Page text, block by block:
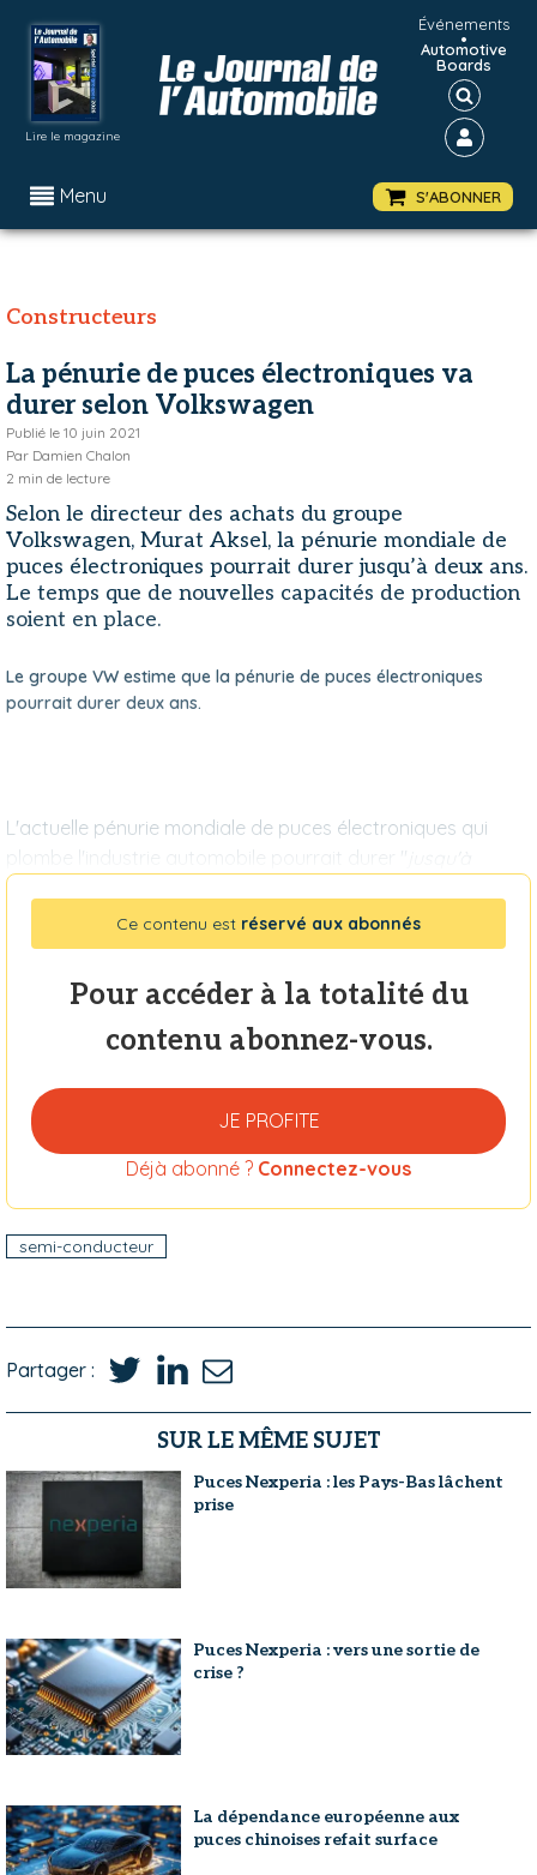
Lire le magazine
Événements
•
Automotive
Boards
Menu S'ABONNER
Constructeurs
La pénurie de puces électroniques va
durer selon Volkswagen
Publié le 10 juin 2021
Par Damien Chalon
2 min de lecture
Selon le directeur des achats du groupe
Volkswagen, Murat Aksel, la pénurie mondiale de
puces électroniques pourrait durer jusqu’à deux ans.
Le temps que de nouvelles capacités de production
soient en place.
Le groupe VW estime que la pénurie de puces électroniques
pourrait durer deux ans.
L'actuelle pénurie mondiale de puces électroniques qui
plombe l'industrie automobile pourrait durer "
Ce contenu est réservé aux abonnés
Pour accéder à la totalité du
contenu abonnez-vous.
JE PROFITE
Déjà abonné ? Connectez-vous
semi-conducteur
Partager :
SUR LE MÊME SUJET
Puces Nexperia : les Pays-Bas lâchent
prise
Puces Nexperia : vers une sortie de
crise ?
La dépendance européenne aux
puces chinoises refait surface